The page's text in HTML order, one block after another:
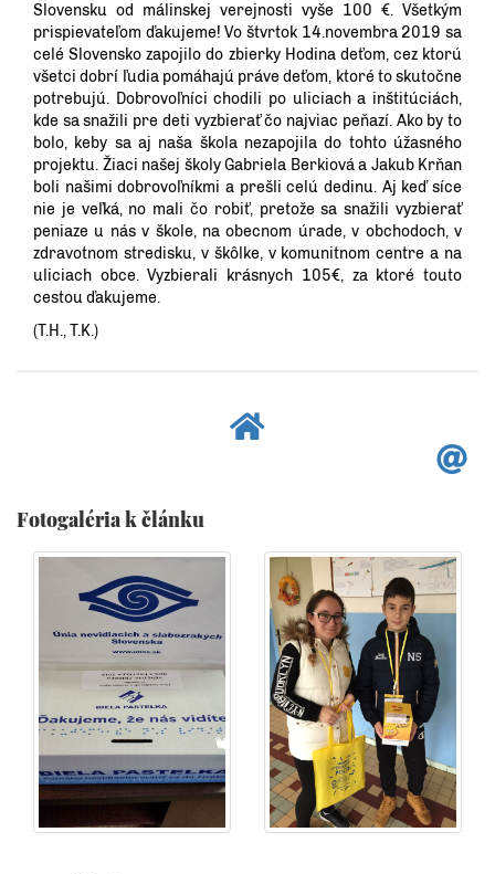
Slovensku od málinskej verejnosti vyše 100 €. Všetkým
prispievateľom ďakujeme! Vo štvrtok 14.novembra 2019 sa
celé Slovensko zapojilo do zbierky Hodina deťom, cez ktorú
všetci dobrí ľudia pomáhajú práve deťom, ktoré to skutočne
potrebujú. Dobrovoľníci chodili po uliciach a inštitúciách,
kde sa snažili pre deti vyzbierať čo najviac peňazí. Ako by to
bolo, keby sa aj naša škola nezapojila do tohto úžasného
projektu. Žiaci našej školy Gabriela Berkiová a Jakub Krňan
boli našimi dobrovoľníkmi a prešli celú dedinu. Aj keď síce
nie je veľká, no mali čo robiť, pretože sa snažili vyzbierať
peniaze u nás v škole, na obecnom úrade, v obchodoch, v
zdravotnom stredisku, v škôlke, v komunitnom centre a na
uliciach obce. Vyzbierali krásnych 105€, za ktoré touto
cestou ďakujeme.
(T.H., T.K.)
Fotogaléria k článku